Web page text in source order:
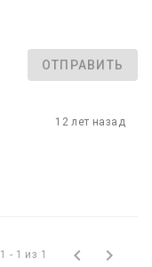
ОТПРАВИТЬ
12 лет назад
1 - 1 из 1  